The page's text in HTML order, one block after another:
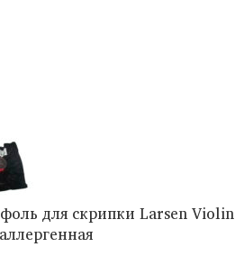
для скрипки Larsen Violin